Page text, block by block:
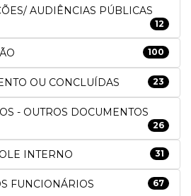
AUDIÊNCIAS PÚBLICAS
12
100
OU CONCLUÍDAS 23
- OUTROS DOCUMENTOS
26
INTERNO 31
FUNCIONÁRIOS 67